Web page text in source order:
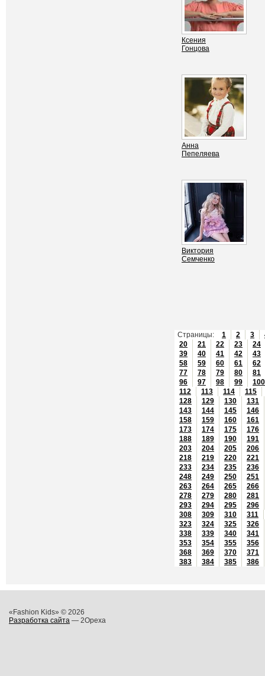
Ксения
Гонцова
Анна
Пепеляева
Виктория
Семченко
Страницы: 1 2 3
20
21 22 23
24
39
40 41 42
43
58
59 60 61
62
77
78 79 80
81
96
97 98 99
100
112
113 114
115
128
129 130
131
143
144 145
146
158
159 160
161
173
174 175
176
188
189 190
191
203
204 205
206
218
219 220
221
233
234 235
236
248
249 250
251
263
264 265
266
278
279 280
281
293
294 295
296
308
309 310
311
323
324 325
326
338
339 340
341
353
354 355
356
368
369 370
371
383
384 385 386
«Fashion Kids» © 2026
Разработка сайта — 2Opexa